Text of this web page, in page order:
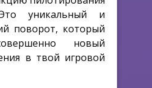
уникальный и
поворот, который
новый
в твой игровой